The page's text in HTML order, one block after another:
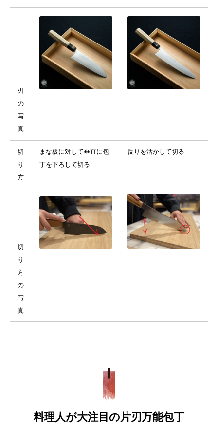
刃
の
写
真
切
り
方
まな板に対して垂直に包
丁を下ろして切る
反りを活かして切る
切
り
方
の
写
真
料理人が大注目の片刃万能包丁